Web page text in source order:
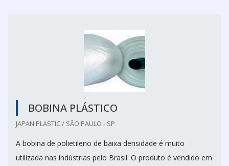
BOBINA PLÁSTICO
JAPAN PLASTIC / SÃO PAULO - SP
A bobina de polietileno de baixa densidade é muito
utilizada nas indústrias pelo Brasil. O produto é vendido em